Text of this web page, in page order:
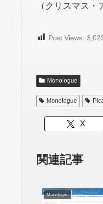
（クリスマス
Post Views:
Monologue
Monologue
X
関連記事
Monologue